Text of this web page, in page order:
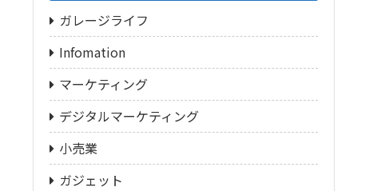
ガレージライフ
Infomation
マーケティング
デジタルマーケティング
小売業
ガジェット